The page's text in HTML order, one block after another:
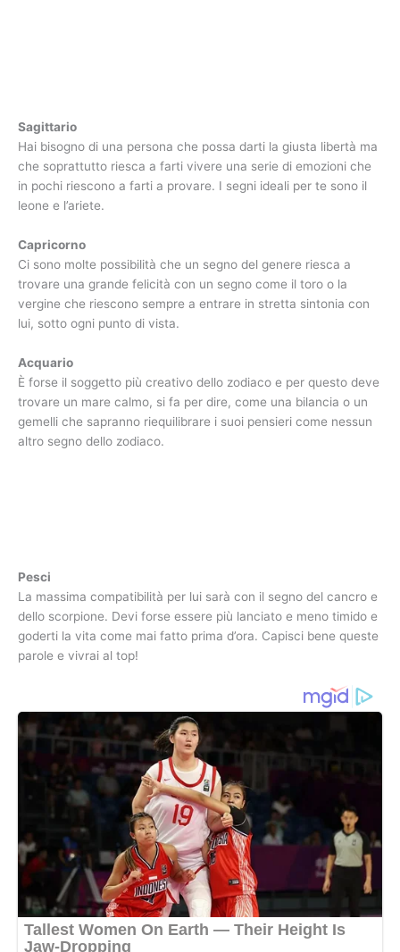
Sagittario
Hai bisogno di una persona che possa darti la giusta libertà ma
che soprattutto riesca a farti vivere una serie di emozioni che
in pochi riescono a farti a provare. I segni ideali per te sono il
leone e l’ariete.
Capricorno
Ci sono molte possibilità che un segno del genere riesca a
trovare una grande felicità con un segno come il toro o la
vergine che riescono sempre a entrare in stretta sintonia con
lui, sotto ogni punto di vista.
Acquario
È forse il soggetto più creativo dello zodiaco e per questo deve
trovare un mare calmo, si fa per dire, come una bilancia o un
gemelli che sapranno riequilibrare i suoi pensieri come nessun
altro segno dello zodiaco.
Pesci
La massima compatibilità per lui sarà con il segno del cancro e
dello scorpione. Devi forse essere più lanciato e meno timido e
goderti la vita come mai fatto prima d’ora. Capisci bene queste
parole e vivrai al top!